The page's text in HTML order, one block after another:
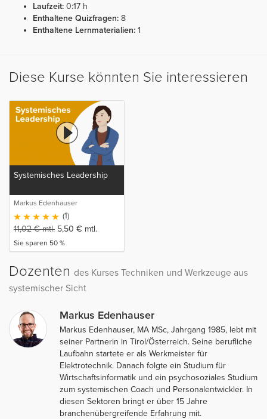
Laufzeit: 0:17 h
Enthaltene Quizfragen: 8
Enthaltene Lernmaterialien: 1
Diese Kurse könnten Sie interessieren
Systemisches Leadership
Markus Edenhauser
(1)
11,02€mtl. 5,50 € mtl.
Sie sparen 50 %
Dozenten des Kurses Techniken und Werkzeuge aus
systemischer Sicht
Markus Edenhauser
Markus Edenhauser, MA MSc, Jahrgang 1985, lebt mit
seiner Partnerin in Tirol/Österreich. Seine berufliche
Laufbahn startete er als Werkmeister für
Elektrotechnik. Danach folgte ein Studium für
Wirtschaftsinformatik und ein psychosoziales Studium
zum systemischen Coach und Personalentwickler. In
diesen Sektoren bringt er über 15 Jahre
branchenübergreifende Erfahrung mit.